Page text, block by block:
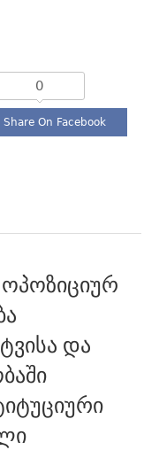
0
Share On Facebook
და